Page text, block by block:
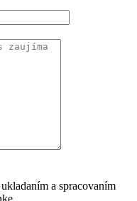
a spracovaním